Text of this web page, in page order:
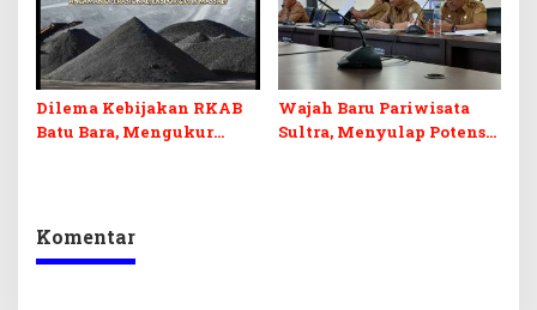
Dilema Kebijakan RKAB
Batu Bara, Mengukur
Wajah Baru Pariwisata
Sultra, Menyulap Potensi
Komentar